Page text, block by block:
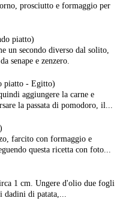
prosciutto e formaggio per
piatto)
un secondo diverso dal solito,
senape e zenzero.
piatto - Egitto)
aggiungere la carne e
la passata di pomodoro, il...
farcito con formaggio e
questa ricetta con foto...
1 cm. Ungere d'olio due fogli
di patata,...